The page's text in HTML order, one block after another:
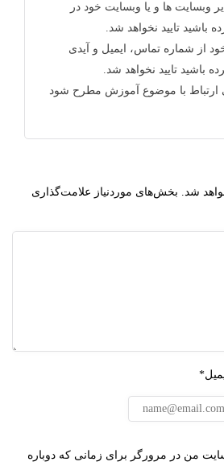
ها و یا وبسایت خود در
باشید تایید نخواهد شد.
از شماره تماس، ایمیل و آیدی
باشید تایید نخواهد شد.
با موضوع آموزش مطرح شود
شد. بخش‌های موردنیاز علامت‌گذاری
من در مرورگر برای زمانی که دوباره